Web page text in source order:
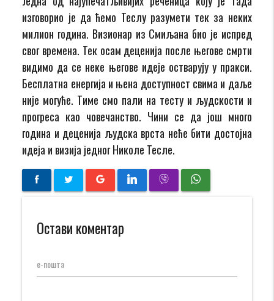
изговорио је да ћемо Теслу разумети тек за неких
милион година. Визионар из Смиљана био је испред
свог времена. Тек осам деценија после његове смрти
видимо да се неке његове идеје остварују у пракси.
Бесплатна енергија и њена доступност свима и даље
није могуће. Тиме смо пали на тесту и људскости и
прогреса као човечанство. Чини се да још много
година и деценија људска врста неће бити достојна
идеја и визија једног Николе Тесле.
Остави коментар
е-пошта